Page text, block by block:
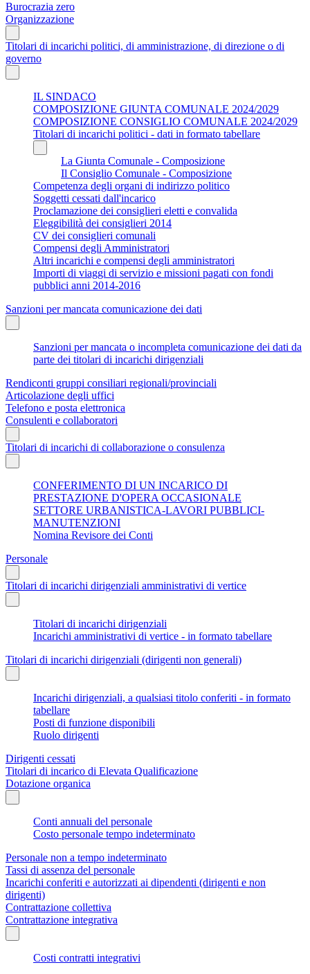
Burocrazia zero
Organizzazione
Titolari di incarichi politici, di amministrazione, di direzione o di
governo
IL SINDACO
COMPOSIZIONE GIUNTA COMUNALE 2024/2029
COMPOSIZIONE CONSIGLIO COMUNALE 2024/2029
Titolari di incarichi politici - dati in formato tabellare
La Giunta Comunale - Composizione
Il Consiglio Comunale - Composizione
Competenza degli organi di indirizzo politico
Soggetti cessati dall'incarico
Proclamazione dei consiglieri eletti e convalida
Eleggibilità dei consiglieri 2014
CV dei consiglieri comunali
Compensi degli Amministratori
Altri incarichi e compensi degli amministratori
Importi di viaggi di servizio e missioni pagati con fondi
pubblici anni 2014-2016
Sanzioni per mancata comunicazione dei dati
Sanzioni per mancata o incompleta comunicazione dei dati da
parte dei titolari di incarichi dirigenziali
Rendiconti gruppi consiliari regionali/provinciali
Articolazione degli uffici
Telefono e posta elettronica
Consulenti e collaboratori
Titolari di incarichi di collaborazione o consulenza
CONFERIMENTO DI UN INCARICO DI
PRESTAZIONE D'OPERA OCCASIONALE
SETTORE URBANISTICA-LAVORI PUBBLICI-
MANUTENZIONI
Nomina Revisore dei Conti
Personale
Titolari di incarichi dirigenziali amministrativi di vertice
Titolari di incarichi dirigenziali
Incarichi amministrativi di vertice - in formato tabellare
Titolari di incarichi dirigenziali (dirigenti non generali)
Incarichi dirigenziali, a qualsiasi titolo conferiti - in formato
tabellare
Posti di funzione disponibili
Ruolo dirigenti
Dirigenti cessati
Titolari di incarico di Elevata Qualificazione
Dotazione organica
Conti annuali del personale
Costo personale tempo indeterminato
Personale non a tempo indeterminato
Tassi di assenza del personale
Incarichi conferiti e autorizzati ai dipendenti (dirigenti e non
dirigenti)
Contrattazione collettiva
Contrattazione integrativa
Costi contratti integrativi